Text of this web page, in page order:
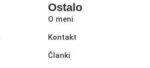
Ostalo
O meni
Kontakt
Članki